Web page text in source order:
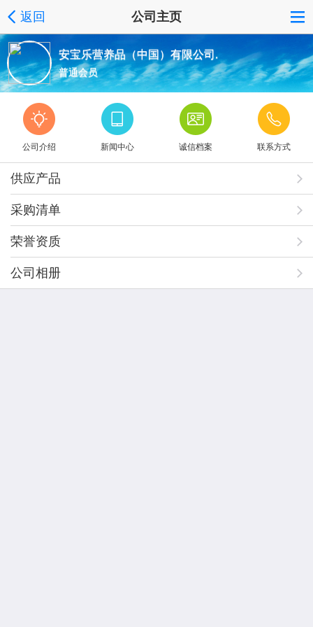
返回 公司主页
安宝乐营养品（中国）有限公司.
普通会员
公司介绍 新闻中心 诚信档案 联系方式
供应产品
采购清单
荣誉资质
公司相册